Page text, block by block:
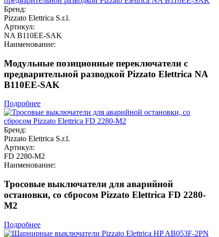
Бренд:
Pizzato Elettrica S.r.l.
Артикул:
NA B110EE-SAK
Наименование:
Модульные позиционные переключатели с
предварительной разводкой Pizzato Elettrica NA
B110EE-SAK
Подробнее
Бренд:
Pizzato Elettrica S.r.l.
Артикул:
FD 2280-M2
Наименование:
Тросовые выключатели для аварийной
остановки, со сбросом Pizzato Elettrica FD 2280-
M2
Подробнее